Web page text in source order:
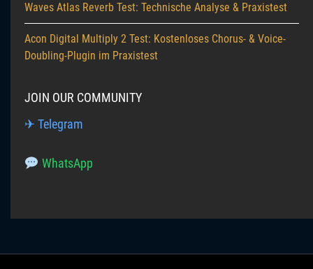
Waves Atlas Reverb Test: Technische Analyse & Praxistest
Acon Digital Multiply 2 Test: Kostenloses Chorus- & Voice-
Doubling-Plugin im Praxistest
JOIN OUR COMMUNITY
✈ Telegram
WhatsApp